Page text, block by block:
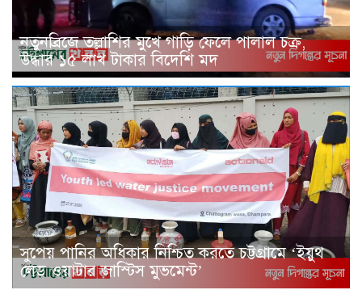
নতুনব্রিজে তল্লাশির মুখে গাড়ি ফেলে পালাল চক্র,
উদ্ধার ১৫ লাখ টাকার বিদেশি মদ
সুপেয় পানির অধিকার নিশ্চিত করতে চট্টগ্রামে ‘ইয়ুথ
লেড ওয়াটার জাস্টিস মুভমেন্ট’